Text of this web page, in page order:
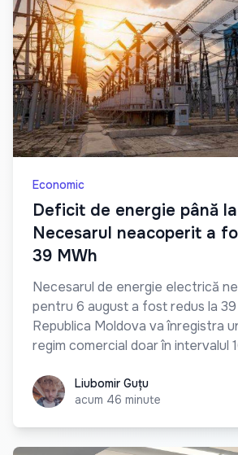
Economic
Deficit de energie până
Necesarul neacoperit a
39 MWh
Necesarul de energie electrică
pentru 6 august a fost redus la 39
Republica Moldova va înregistra
regim comercial doar în intervalul
Liubomir Guțu
Liubomir Guțu
acum 46 minute